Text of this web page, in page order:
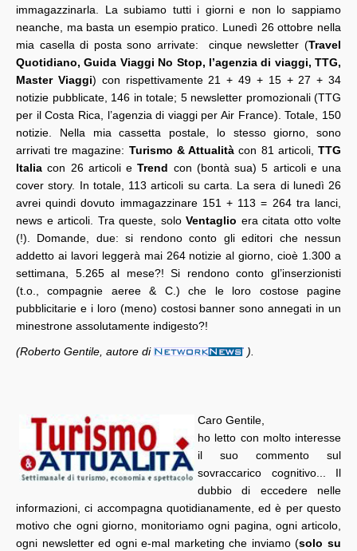
immagazzinarla. La subiamo tutti i giorni e non lo sappiamo
neanche, ma basta un esempio pratico. Lunedì 26 ottobre nella
mia casella di posta sono arrivate: cinque newsletter (Travel
Quotidiano, Guida Viaggi No Stop, l’agenzia di viaggi, TTG,
Master Viaggi) con rispettivamente 21 + 49 + 15 + 27 + 34
notizie pubblicate, 146 in totale; 5 newsletter promozionali (TTG
per il Costa Rica, l’agenzia di viaggi per Air France). Totale, 150
notizie. Nella mia cassetta postale, lo stesso giorno, sono
arrivati tre magazine: Turismo & Attualità con 81 articoli,TTG
Italia con 26 articoli eTrend con (bontà sua) 5 articoli e una
cover story. In totale, 113 articoli su carta. La sera di lunedì 26
avrei quindi dovuto immagazzinare 151 + 113 = 264 tra lanci,
news e articoli. Tra queste, solo Ventaglio era citata otto volte
(!). Domande, due: si rendono conto gli editori che nessun
addetto ai lavori leggerà mai 264 notizie al giorno, cioè 1.300 a
settimana, 5.265 al mese?! Si rendono conto gl’inserzionisti
(t.o., compagnie aeree & C.) che le loro costose pagine
pubblicitarie e i loro (meno) costosi banner sono annegati in un
minestrone assolutamente indigesto?!
(Roberto Gentile, autore di
).
Caro Gentile,
ho letto con molto interesse
il suo commento sul
sovraccarico cognitivo... Il
dubbio di eccedere nelle
informazioni, ci accompagna quotidianamente, ed è per questo
motivo che ogni giorno, monitoriamo ogni pagina, ogni articolo,
ogni newsletter ed ogni e-mal marketing che inviamo (solo su